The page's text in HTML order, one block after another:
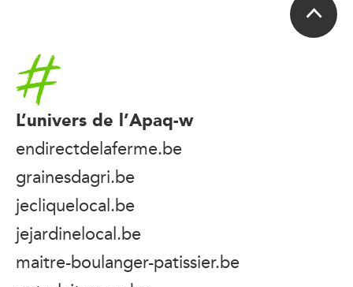
Accueil
L’univers de l’Apaq-w
endirectdelaferme.be
grainesdagri.be
jecliquelocal.be
jejardinelocal.be
maitre-boulanger-patissier.be